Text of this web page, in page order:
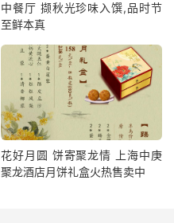
中餐厅 撷秋光珍味入馔,品时节
至鲜本真
花好月圆 饼寄聚龙情 上海中庚
聚龙酒店月饼礼盒火热售卖中